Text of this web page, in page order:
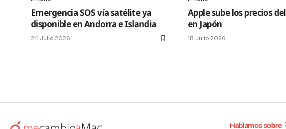
Emergencia SOS vía satélite ya
disponible en Andorra e Islandia
24 Julio 2026
Apple sube los precios
en Japón
18 Julio 2026
Hablamos sobre